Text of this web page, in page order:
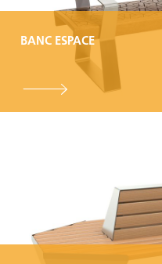
BANC ESPACE
100% Swiss Made
Personnalisable
Excellent service de